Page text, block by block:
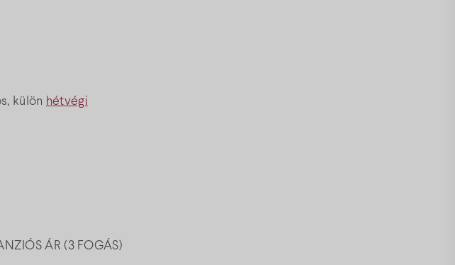
külön hétvégi
ÁR (3 FOGÁS)